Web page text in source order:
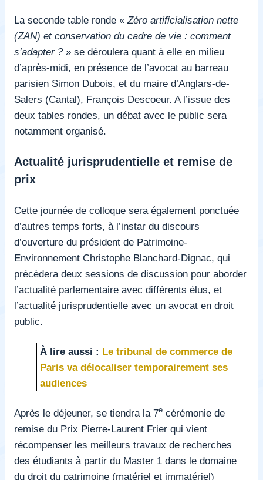
La seconde table ronde « Zéro artificialisation nette
(ZAN) et conservation du cadre de vie : comment
s’adapter ?» se déroulera quant à elle en milieu
d’après-midi, en présence de l’avocat au barreau
parisien Simon Dubois, et du maire d’Anglars-de-
Salers (Cantal), François Descoeur. A l’issue des
deux tables rondes, un débat avec le public sera
notamment organisé.
Actualité jurisprudentielle et remise de
prix
Cette journée de colloque sera également ponctuée
d’autres temps forts, à l’instar du discours
d’ouverture du président de Patrimoine-
Environnement Christophe Blanchard-Dignac, qui
précèdera deux sessions de discussion pour aborder
l’actualité parlementaire avec différents élus, et
l’actualité jurisprudentielle avec un avocat en droit
public.
À lire aussi : Le tribunal de commerce de
Paris va délocaliser temporairement ses
audiences
Après le déjeuner, se tiendra la 7e cérémonie de
remise du Prix Pierre-Laurent Frier qui vient
récompenser les meilleurs travaux de recherches
des étudiants à partir du Master 1 dans le domaine
du droit du patrimoine (matériel et immatériel)